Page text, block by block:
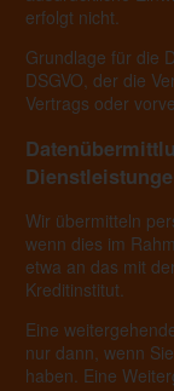
erfolgt nicht.
Grundlage für die
DSGVO, der die
Vertrags oder
Wir übermitteln
wenn dies im
etwa an das mit
Kreditinstitut.
Eine
nur dann, wenn
haben. Eine